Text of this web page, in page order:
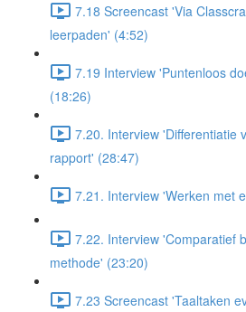
7.18 Screencast 'Via
leerpaden' (4:52)
7.19 Interview 'Puntenloos
(18:26)
7.20. Interview 'Differentiatie
rapport' (28:47)
7.21. Interview 'Werken met
7.22. Interview 'Comparatief
methode' (23:20)
7.23 Screencast 'Taaltaken